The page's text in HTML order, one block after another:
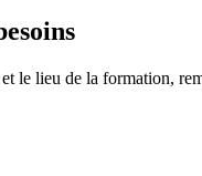
le lieu de la formation,